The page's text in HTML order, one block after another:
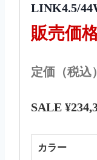
LINK4.5/
販売価
定価（税
SALE
カラー